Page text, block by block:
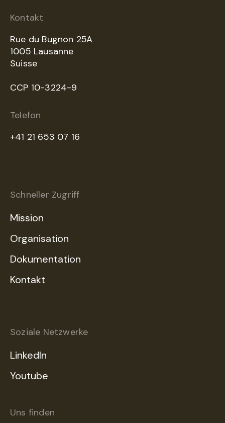
Kontakt
Rue du Bugnon 25A
1005 Lausanne
Suisse
CCP 10-3224-9
Telefon
+41 21 653 07 16
Schneller Zugriff
Mission
Organisation
Dokumentation
Kontakt
Soziale Netzwerke
LinkedIn
Youtube
Uns finden